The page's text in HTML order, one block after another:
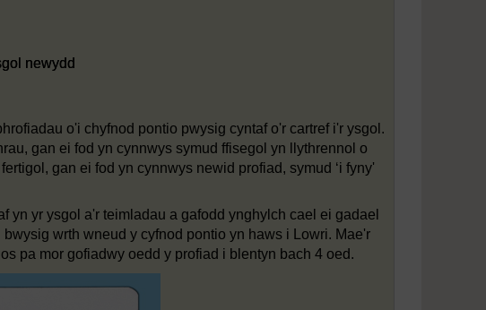
newydd
o'i chyfnod pontio pwysig cyntaf o'r cartref i'r ysgol.
gan ei fod yn cynnwys symud ffisegol yn llythrennol o
gan ei fod yn cynnwys newid profiad, symud ‘i fyny'
yn yr ysgol a'r teimladau a gafodd ynghylch cael ei gadael
wrth wneud y cyfnod pontio yn haws i Lowri. Mae'r
pa mor gofiadwy oedd y profiad i blentyn bach 4 oed.